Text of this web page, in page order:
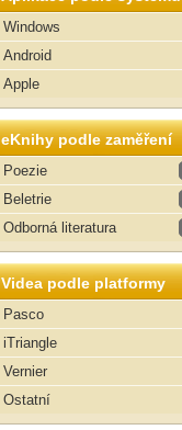
Windows
Android
Apple
eKnihy podle zaměření
Poezie
Beletrie
Odborná literatura
Videa podle platformy
Pasco
iTriangle
Vernier
Ostatní